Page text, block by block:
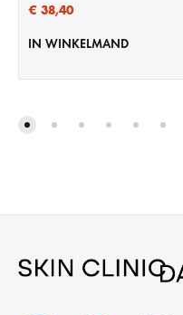
€ 38,40
IN WINKELMAND